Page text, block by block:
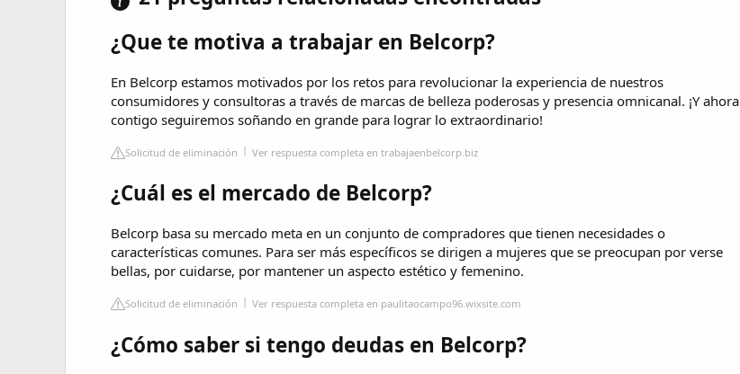
¿Que te motiva a trabajar en Belcorp?
En Belcorp estamos motivados por los retos para revolucionar la experiencia de nuestros
consumidores y consultoras a través de marcas de belleza poderosas y presencia omnicanal. ¡Y ahora
contigo seguiremos soñando en grande para lograr lo extraordinario!
Solicitud de eliminación Ver respuesta completa en trabajaenbelcorp.biz
¿Cuál es el mercado de Belcorp?
Belcorp basa su mercado meta en un conjunto de compradores que tienen necesidades o
características comunes. Para ser más específicos se dirigen a mujeres que se preocupan por verse
bellas, por cuidarse, por mantener un aspecto estético y femenino.
Solicitud de eliminación Ver respuesta completa en paulitaocampo96.wixsite.com
¿Cómo saber si tengo deudas en Belcorp?